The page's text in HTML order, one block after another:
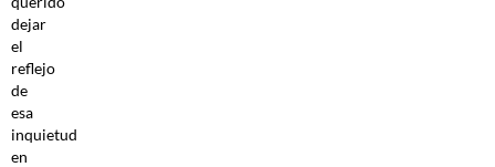
dejar
el
reflejo
de
esa
inquietud
en